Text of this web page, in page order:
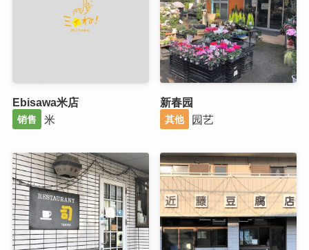
Ebisawa米店
销售 米
新春园
其他 园艺